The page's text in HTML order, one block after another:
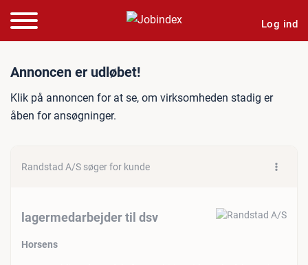
Log ind
Jobannonce:
Annoncen er udløbet!
Klik på annoncen for at se, om virksomheden stadig er
åben for ansøgninger.
Randstad A/S søger for kunde
lagermedarbejder til dsv
Horsens